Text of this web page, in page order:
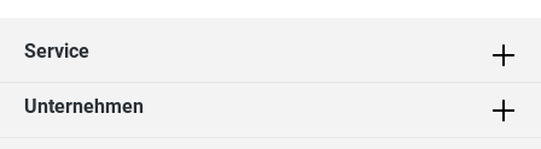
Service
Unternehmen